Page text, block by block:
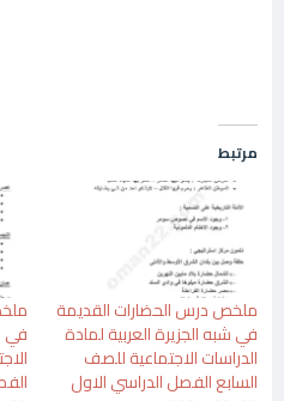
مرتبط
ملخص درس الحضارات القديمة
في شبه الجزيرة العربية لمادة
الدراسات الاجتماعية للصف
السابع الفصل الدراسي الاول
في